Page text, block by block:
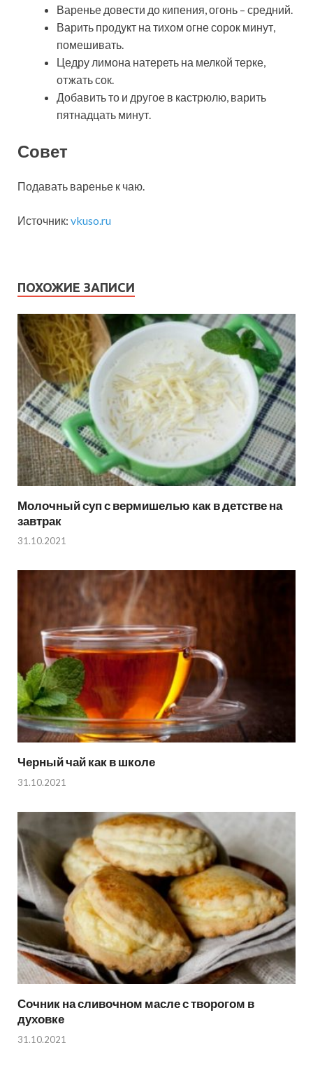
Варенье довести до кипения, огонь – средний.
Варить продукт на тихом огне сорок минут,
помешивать.
Цедру лимона натереть на мелкой терке,
отжать сок.
Добавить то и другое в кастрюлю, варить
пятнадцать минут.
Совет
Подавать варенье к чаю.
Источник: vkuso.ru
ПОХОЖИЕ ЗАПИСИ
Молочный суп с вермишелью как в детстве на
завтрак
31.10.2021
Черный чай как в школе
31.10.2021
Сочник на сливочном масле с творогом в
духовке
31.10.2021